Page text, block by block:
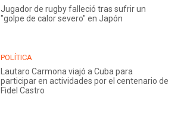
Jugador de rugby falleció tras sufrir un
"golpe de calor severo" en Japón
POLÍTICA
Lautaro Carmona viajó a Cuba para
participar en actividades por el centenario de
Fidel Castro